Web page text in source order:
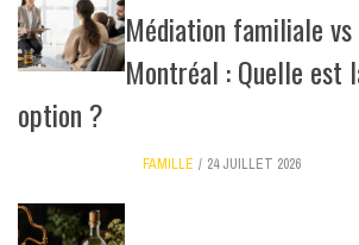
Médiation familiale
Montréal : Quelle est
option ?
FAMILLE 24 JUILLET 2026